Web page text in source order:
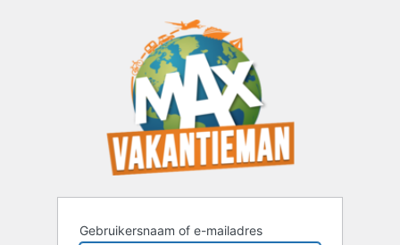
Gebruikersnaam of e-mailadres